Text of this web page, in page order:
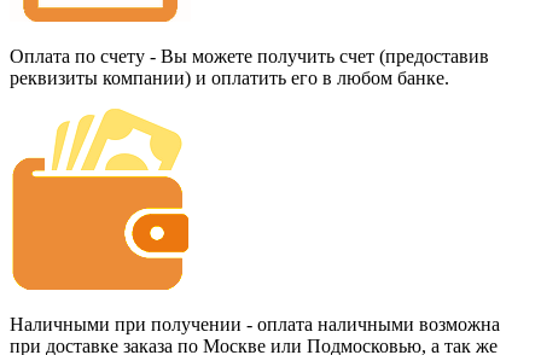
Оплата по счету - Вы можете получить счет (предоставив
реквизиты компании) и оплатить его в любом банке.
Наличными при получении - оплата наличными возможна
при доставке заказа по Москве или Подмосковью, а так же